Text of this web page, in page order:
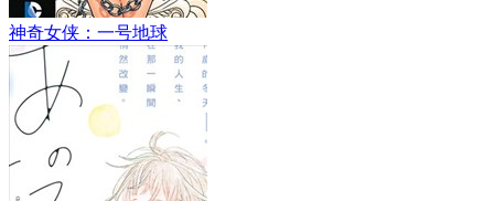
神奇女侠：一号地球